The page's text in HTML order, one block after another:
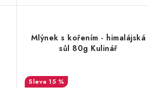
Mlýnek s kořením - himalájská
sůl 80g Kulinář
15 %